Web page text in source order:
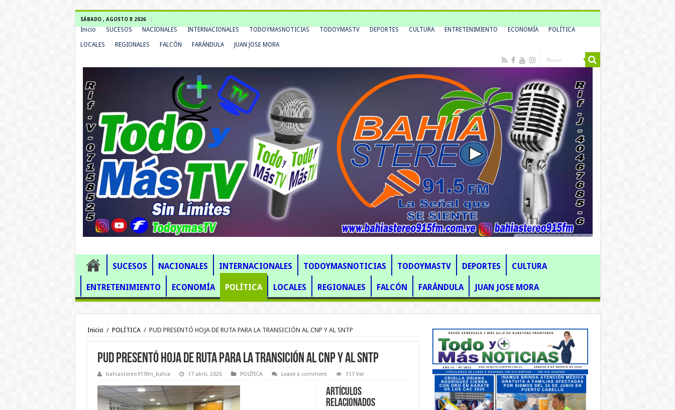
SÁBADO , AGOSTO 8 2026
Inicio SUCESOS NACIONALES INTERNACIONALES TODOYMASNOTICIAS TODOYMASTV DEPORTES CULTURA ENTRETENIMIENTO ECONOMÍA POLÍTICA
LOCALES REGIONALES FALCÓN FARÁNDULA JUAN JOSE MORA
SUCESOS NACIONALES INTERNACIONALES TODOYMASNOTICIAS TODOYMASTV DEPORTES CULTURA
ENTRETENIMIENTO ECONOMÍA POLÍTICA LOCALES REGIONALES FALCÓN FARÁNDULA JUAN JOSE MORA
Inicio / POLÍTICA / PUD PRESENTÓ HOJA DE RUTA PARA LA TRANSICIÓN AL CNP Y AL SNTP
PUD PRESENTÓ HOJA DE RUTA PARA LA TRANSICIÓN AL CNP Y AL SNTP
bahiastereo915fm_bahia 17 abril, 2026 POLÍTICA Leave a comment 111 Ver
Artículos
Relacionados